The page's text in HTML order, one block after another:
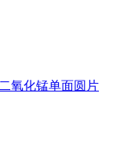
氧化锰单面圆片